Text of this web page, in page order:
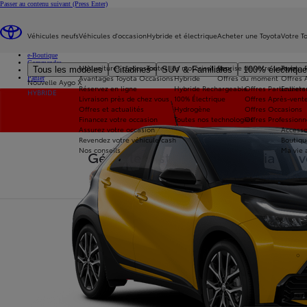
Passer au contenu suivant (Press Enter)
Véhicules neufs
Tous les modèles Citadines SUV & Familiales 100%
Nouvelle Aygo X
HYBRIDE
Véhicules d'occasion
Nos voitures d'occasion
Avantages Toyota Occasions
Réservez en ligne
Livraison près de chez vous
Offres et actualités
Financez votre occasion
Assurez votre occasion
Revendez votre véhicule cash
Nos conseils
Hybride et électrique
Toutes les motorisations
Hybride
Hybride Rechargeable
100% Électrique
Hydrogène
Toutes nos technologies
Acheter une Toyota
Reprise de votre voiture
Offres du moment
Offres Particuliers
Offres Après-
Offres Occasions
Offres
Votre
Toyota
Offres
Ma vie
Toyota
e-Boutique
Commandes
Historique de commande
Panier
Gérez le système multimédia de
cartes de
Tout Applis